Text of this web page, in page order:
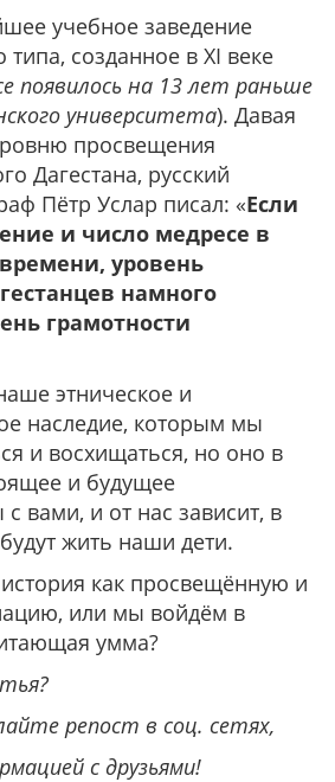
учебное заведение
типа, созданное в XI веке
появилось на 13 лет раньше
университета). Давая
просвещения
Дагестана, русский
Пётр Услар писал: «Если
и число медресе в
уровень
намного
грамотности
этническое и
наследие, которым мы
и восхищаться, но оно в
и будущее
вами, и от нас зависит, в
жить наши дети.
как просвещённую и
или мы войдём в
умма?
репост в соц. сетях,
с друзьями!